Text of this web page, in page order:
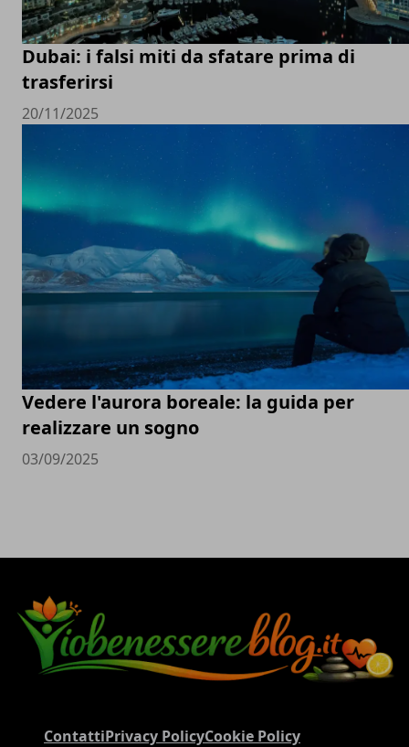
Dubai: i falsi miti da sfatare prima di
trasferirsi
20/11/2025
Vedere l'aurora boreale: la guida per
realizzare un sogno
03/09/2025
ContattiPrivacy PolicyCookie Policy